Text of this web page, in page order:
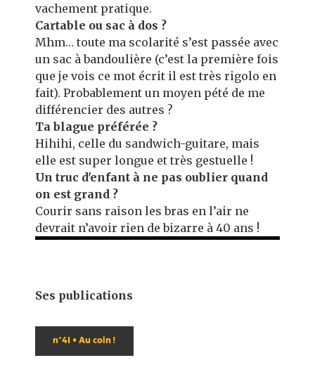
vachement pratique.
Cartable ou sac à dos ?
Mhm… toute ma scolarité s’est passée avec
un sac à bandoulière (c’est la première fois
que je vois ce mot écrit il est très rigolo en
fait). Probablement un moyen pété de me
différencier des autres ?
Ta blague préférée ?
Hihihi, celle du sandwich-guitare, mais
elle est super longue et très gestuelle !
Un truc d'enfant à ne pas oublier quand
on est grand ?
Courir sans raison les bras en l’air ne
devrait n’avoir rien de bizarre à 40 ans !
Ses publications
n°41 • Au coin !